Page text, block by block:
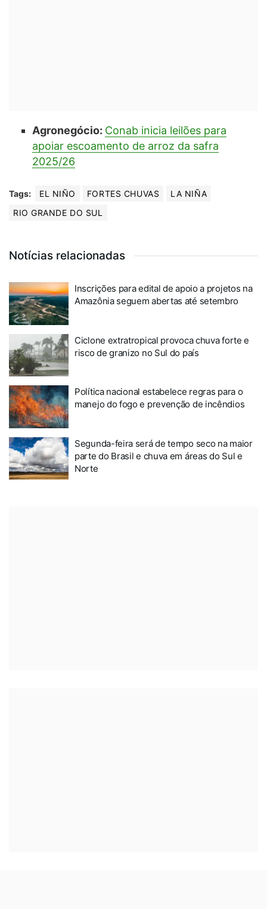
Agronegócio: Conab inicia leilões para
apoiar escoamento de arroz da safra
2025/26
Tags: EL NIÑO FORTES CHUVAS
LA NIÑA
RIO GRANDE DO SUL
Notícias relacionadas
Inscrições para edital de apoio a projetos na
Amazônia seguem abertas até setembro
Ciclone extratropical provoca chuva forte e
risco de granizo no Sul do país
Política nacional estabelece regras para o
manejo do fogo e prevenção de incêndios
Segunda-feira será de tempo seco na maior
parte do Brasil e chuva em áreas do Sul e
Norte